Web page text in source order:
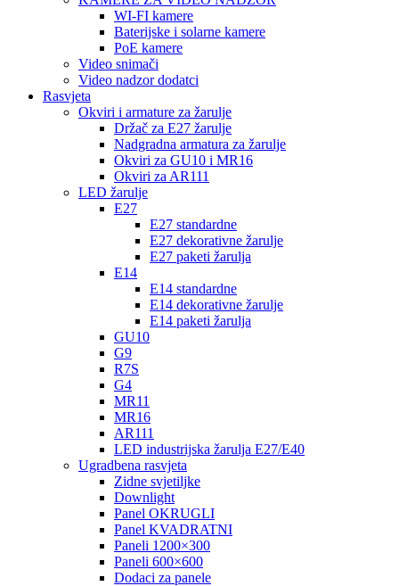
WI-FI kamere
Baterijske i solarne kamere
PoE kamere
Video snimači
Video nadzor dodatci
Rasvjeta
Okviri i armature za žarulje
Držač za E27 žarulje
Nadgradna armatura za žarulje
Okviri za GU10 i MR16
Okviri za AR111
LED žarulje
E27
E27 standardne
E27 dekorativne žarulje
E27 paketi žarulja
E14
E14 standardne
E14 dekorativne žarulje
E14 paketi žarulja
GU10
G9
R7S
G4
MR11
MR16
AR111
LED industrijska žarulja E27/E40
Ugradbena rasvjeta
Zidne svjetiljke
Downlight
Panel OKRUGLI
Panel KVADRATNI
Paneli 1200×300
Paneli 600×600
Dodaci za panele